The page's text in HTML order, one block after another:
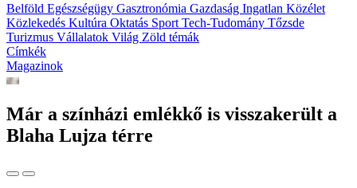
Belföld Egészségügy Gasztronómia Gazdaság Ingatlan Közélet
Közlekedés Kultúra Oktatás Sport Tech-Tudomány Tőzsde
Turizmus Vállalatok Világ Zöld témák
Címkék
Magazinok
Már a színházi emlékkő is visszakerült a
Blaha Lujza térre